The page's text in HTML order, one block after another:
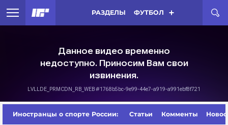
РАЗДЕЛЫ ФУТБОЛ
Иностранцы о спорте России: Статьи Комменты